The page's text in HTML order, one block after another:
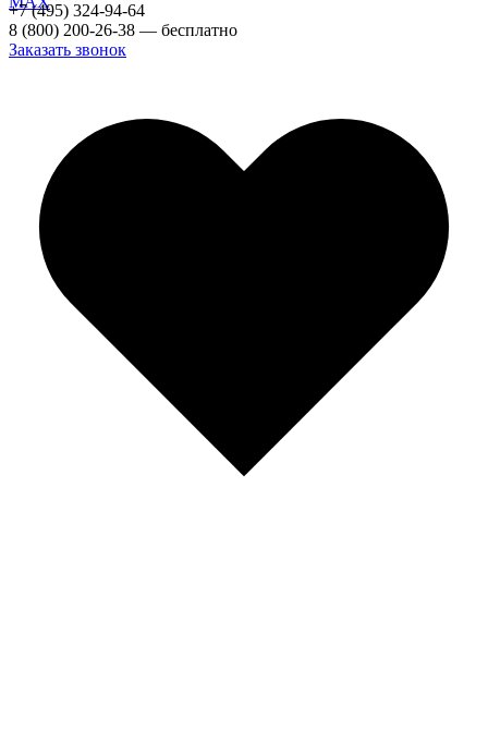
+7 (495) 324-94-64
8 (800) 200-26-38 — бесплатно
Заказать звонок